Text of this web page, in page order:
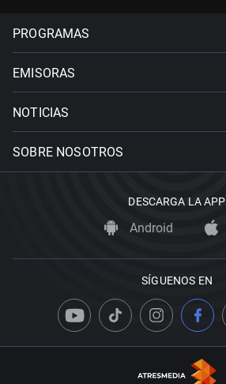
PROGRAMAS
EMISORAS
NOTICIAS
SOBRE NOSOTROS
DESCARGA LA APP
Android
SÍGUENOS EN